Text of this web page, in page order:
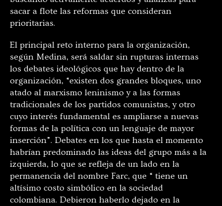
sacar a flote las reformas que consideran
prioritarias.
El principal reto interno para la organización,
según Medina, será saldar sin rupturas internas
los debates ideológicos que hay dentro de la
organización, “existen dos grandes bloques, uno
atado al marxismo leninismo y a las formas
tradicionales de los partidos comunistas, y otro
cuyo interés fundamental es ampliarse a nuevas
formas de la política con un lenguaje de mayor
inserción”. Debates en los que hasta el momento
habrían predominado las ideas del grupo más a la
izquierda, lo que se refleja de un lado en la
permanencia del nombre Farc, que “ tiene un
altísimo costo simbólico en la sociedad
colombiana. Debieron haberlo dejado en la